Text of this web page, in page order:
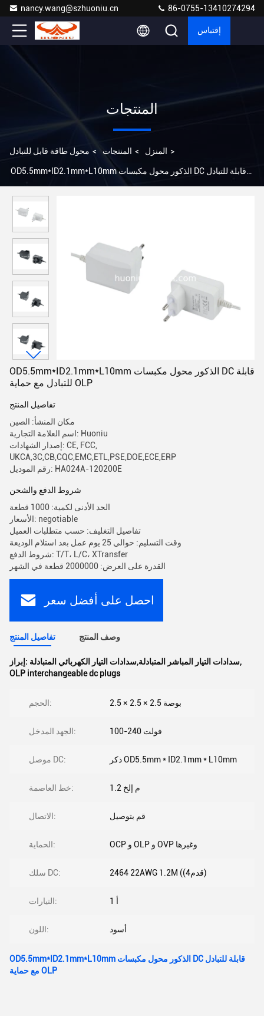
nancy.wang@szhuoniu.cn 86-0755-13410274294
إقتباس
المنتجات
المنزل > المنتجات > محول طاقة قابل للتبادل >
OD5.5mm*ID2.1mm*L10mm الذكور محول مكبسات DC قابلة للتبادل
OD5.5mm*ID2.1mm*L10mm الذكور محول مكبسات DC قابلة
للتبادل مع حماية OLP
تفاصيل المنتج
مكان المنشأ: الصين
اسم العلامة التجارية: Huoniu
إصدار الشهادات: CE, FCC,
UKCA,3C,CB,CQC,EMC,ETL,PSE,DOE,ECE,ERP
رقم الموديل: HA024A-120200E
شروط الدفع والشحن
الحد الأدنى لكمية: 1000 قطعة
الأسعار: negotiable
تفاصيل التغليف: حسب متطلبات العميل
وقت التسليم: حوالي 25 يوم عمل بعد استلام الوديعة
شروط الدفع: T/T، L/C، XTransfer
القدرة على العرض: 2000000 قطعة في الشهر
احصل على أفضل سعر
تفاصيل المنتج وصف المنتج
إبراز: سدادات التيار المباشر المتبادلة,سدادات التيار الكهربائي المتبادلة,
OLP interchangeable dc plugs
الحجم: 2.5 × 2.5 × 2.5 بوصة
الجهد المدخل: 100-240 فولت
موصل DC: ذكر OD5.5mm * ID2.1mm * L10mm
خط العاصمة: 1.2 م إلخ
الاتصال: قم بتوصيل
الحماية: OCP و OLP و OVP وغيرها
سلك DC: 2464 22AWG 1.2M ((4قدم)
التيارات: 1 أ
اللون: أسود
OD5.5mm*ID2.1mm*L10mm الذكور محول مكبسات DC قابلة للتبادل
مع حماية OLP